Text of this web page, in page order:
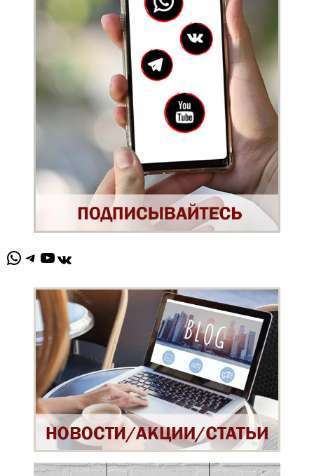
WhatsApp Telegram YouTube ВКонтакте